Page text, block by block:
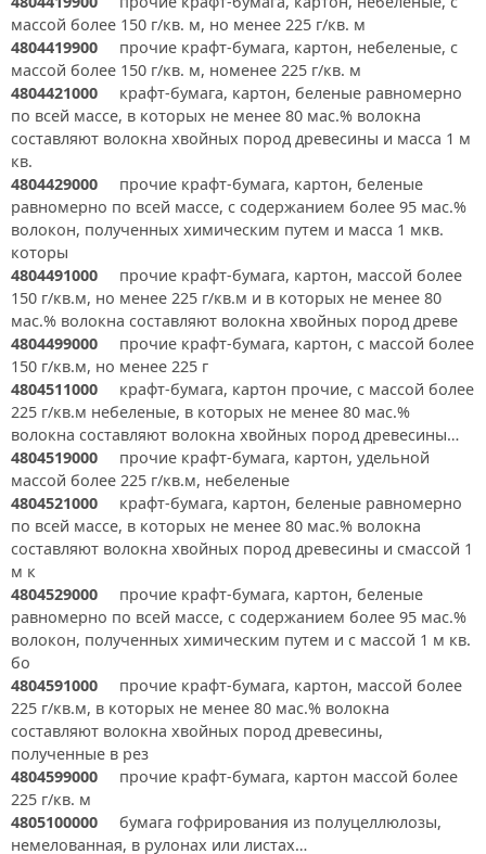
массой более 150 г/кв. м, но менее 225 г/кв. м
4804419900 прочие крафт-бумага, картон, небеленые, с
массой более 150 г/кв. м, номенее 225 г/кв. м
4804421000 крафт-бумага, картон, беленые равномерно
по всей массе, в которых не менее 80 мас.% волокна
составляют волокна хвойных пород древесины и масса 1 м
кв.
4804429000 прочие крафт-бумага, картон, беленые
равномерно по всей массе, с содержанием более 95 мас.%
волокон, полученных химическим путем и масса 1 мкв.
которы
4804491000 прочие крафт-бумага, картон, массой более
150 г/кв.м, но менее 225 г/кв.м и в которых не менее 80
мас.% волокна составляют волокна хвойных пород древе
4804499000 прочие крафт-бумага, картон, с массой более
150 г/кв.м, но менее 225 г
4804511000 крафт-бумага, картон прочие, с массой более
225 г/кв.м небеленые, в которых не менее 80 мас.%
волокна составляют волокна хвойных пород древесины…
4804519000 прочие крафт-бумага, картон, удельной
массой более 225 г/кв.м, небеленые
4804521000 крафт-бумага, картон, беленые равномерно
по всей массе, в которых не менее 80 мас.% волокна
составляют волокна хвойных пород древесины и смассой 1
м к
4804529000 прочие крафт-бумага, картон, беленые
равномерно по всей массе, с содержанием более 95 мас.%
волокон, полученных химическим путем и с массой 1 м кв.
бо
4804591000 прочие крафт-бумага, картон, массой более
225 г/кв.м, в которых не менее 80 мас.% волокна
составляют волокна хвойных пород древесины,
полученные в рез
4804599000 прочие крафт-бумага, картон массой более
225 г/кв. м
4805100000 бумага гофрирования из полуцеллюлозы,
немелованная, в рулонах или листах…